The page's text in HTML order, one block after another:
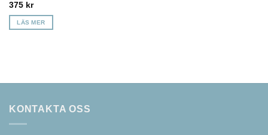
375 kr
LÄS MER
KONTAKTA OSS